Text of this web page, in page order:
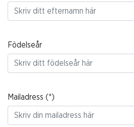
Födelseår
Mailadress